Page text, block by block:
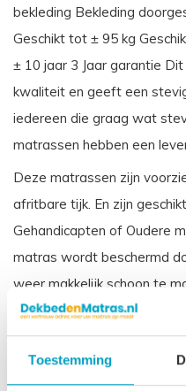
Toestemming
bekleding Bekleding
Geschikt tot ± 95 kg
± 10 jaar 3 Jaar garantie
kwaliteit en geeft een
iedereen die graag wat
matrassen hebben een
Deze matrassen zijn
afritbare tijk. En zijn
Gehandicapten of Oudere
matras wordt beschermd
weer makkelijk schoon te
toegepast in zorginstellingen.
Vergelijkbare benamingen
matras zijn: Incontinentie